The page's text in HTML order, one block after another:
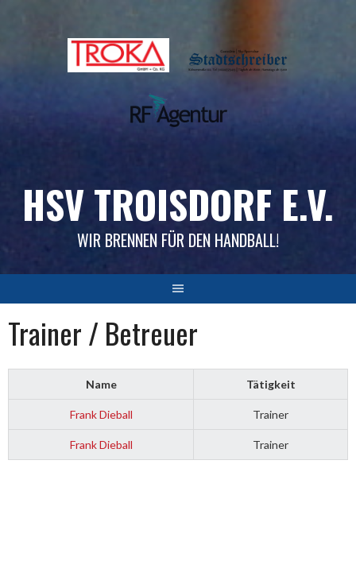
HSV TROISDORF E.V.
WIR BRENNEN FÜR DEN HANDBALL!
Trainer / Betreuer
Name Tätigkeit
Frank Dieball Trainer
Frank Dieball Trainer